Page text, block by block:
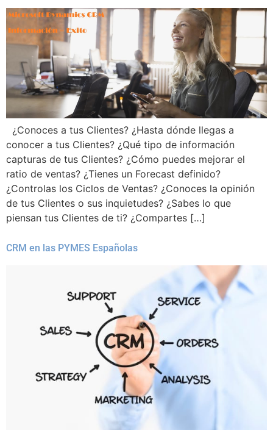
¿Conoces a tus Clientes? ¿Hasta dónde llegas a
conocer a tus Clientes? ¿Qué tipo de información
capturas de tus Clientes? ¿Cómo puedes mejorar el
ratio de ventas? ¿Tienes un Forecast definido?
¿Controlas los Ciclos de Ventas? ¿Conoces la opinión
de tus Clientes o sus inquietudes? ¿Sabes lo que
piensan tus Clientes de ti? ¿Compartes […]
CRM en las PYMES Españolas